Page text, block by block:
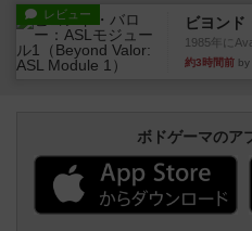
レビュー ビヨン
1985年に
約3時間前 by
ボドゲーマのア